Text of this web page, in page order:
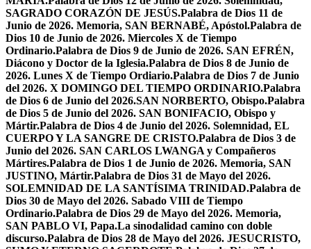
SAGRADO CORAZÓN DE JESÚS.Palabra de Dios 11 de
Junio de 2026. Memoria, SAN BERNABÉ, Apóstol.Palabra de
Dios 10 de Junio de 2026. Miercoles X de Tiempo
Ordinario.Palabra de Dios 9 de Junio de 2026. SAN EFRÉN,
Diácono y Doctor de la Iglesia.Palabra de Dios 8 de Junio de
2026. Lunes X de Tiempo Ordiario.Palabra de Dios 7 de Junio
del 2026. X DOMINGO DEL TIEMPO ORDINARIO.Palabra
de Dios 6 de Junio del 2026.SAN NORBERTO, Obispo.Palabra
de Dios 5 de Junio del 2026. SAN BONIFACIO, Obispo y
Mártir.Palabra de Dios 4 de Junio del 2026. Solemnidad, EL
CUERPO Y LA SANGRE DE CRISTO.Palabra de Dios 3 de
Junio del 2026. SAN CARLOS LWANGA y Compañeros
Mártires.Palabra de Dios 1 de Junio de 2026. Memoria, SAN
JUSTINO, Mártir.Palabra de Dios 31 de Mayo del 2026.
SOLEMNIDAD DE LA SANTÍSIMA TRINIDAD.Palabra de
Dios 30 de Mayo del 2026. Sabado VIII de Tiempo
Ordinario.Palabra de Dios 29 de Mayo del 2026. Memoria,
SAN PABLO VI, Papa.La sinodalidad camino con doble
discurso.Palabra de Dios 28 de Mayo del 2026. JESUCRISTO,